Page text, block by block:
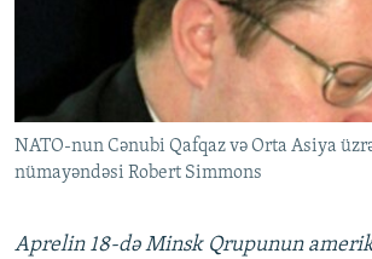
İNFOQRAFIKA
KARIKATURA
AZƏRBAYCAN ƏDƏBIYYATI KITABXANASI
İSLAM VƏ DEMOKRATIYA
İZ - MƏDƏNIYYƏT PROQRAMI
PEŞƏ ETIKASI VƏ JURNALISTIKA
MATERIALLARIMIZDAN ISTIFADƏ
AZADLIQRADIOSU MOBIL TELEFONUNUZDA
XƏBƏR BÜLLETENLƏRIMIZ
RFE/RL-in bütün saytları
NATO-nun Cənubi Qafqaz və Orta Asiya
nümayəndəsi Robert Simmons
Aprelin 18-də Minsk Qrupunun